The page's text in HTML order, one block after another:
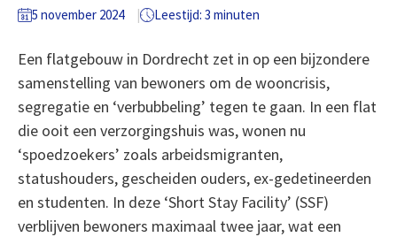
5 november 2024 Leestijd: 3 minuten
Een flatgebouw in Dordrecht zet in op een bijzondere
samenstelling van bewoners om de wooncrisis,
segregatie en ‘verbubbeling’ tegen te gaan. In een flat
die ooit een verzorgingshuis was, wonen nu
‘spoedzoekers’ zoals arbeidsmigranten,
statushouders, gescheiden ouders, ex-gedetineerden
en studenten. In deze ‘Short Stay Facility’ (SSF)
verblijven bewoners maximaal twee jaar, wat een